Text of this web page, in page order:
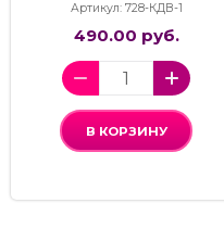
Артикул: 728-КДВ-1
490.00 руб.
В КОРЗИНУ